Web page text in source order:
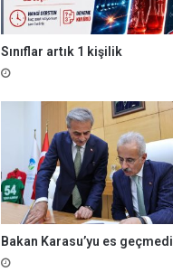
n
a
u
n
k
a
t
l
ı
Sınıflar artık 1 kişilik
Bakan Karasu’yu es geçmedi